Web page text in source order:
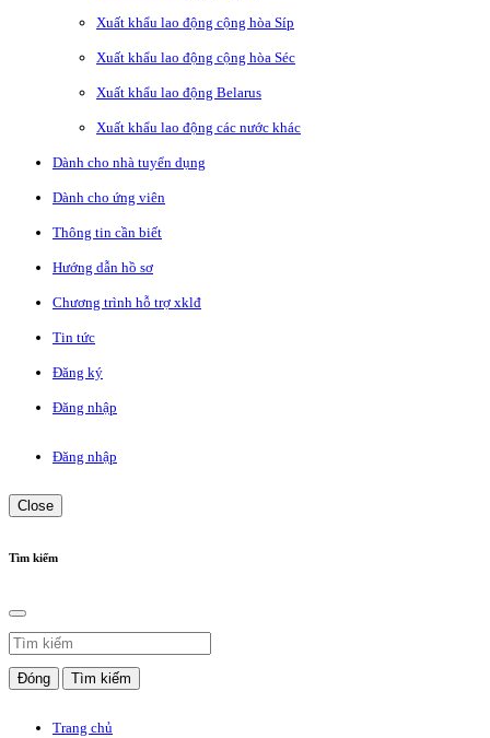
Xuất khẩu lao động cộng hòa Síp
Xuất khẩu lao động cộng hòa Séc
Xuất khẩu lao động Belarus
Xuất khẩu lao động các nước khác
Dành cho nhà tuyển dụng
Dành cho ứng viên
Thông tin cần biết
Hướng dẫn hồ sơ
Chương trình hỗ trợ xklđ
Tin tức
Đăng ký
Đăng nhập
Đăng nhập
Close
Tìm kiếm
Đóng Tìm kiếm
Trang chủ